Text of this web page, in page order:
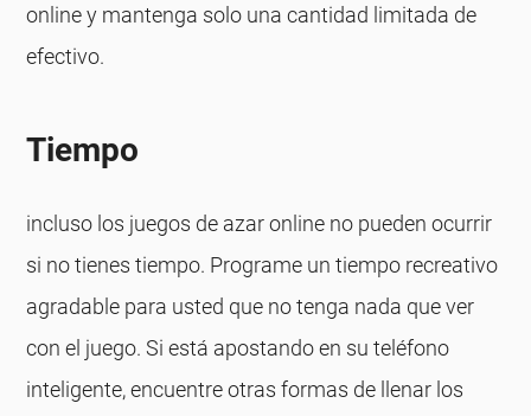
online y mantenga solo una cantidad limitada de
efectivo.
Tiempo
incluso los juegos de azar online no pueden ocurrir
si no tienes tiempo. Programe un tiempo recreativo
agradable para usted que no tenga nada que ver
con el juego. Si está apostando en su teléfono
inteligente, encuentre otras formas de llenar los